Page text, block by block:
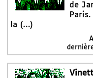
de
la (…)